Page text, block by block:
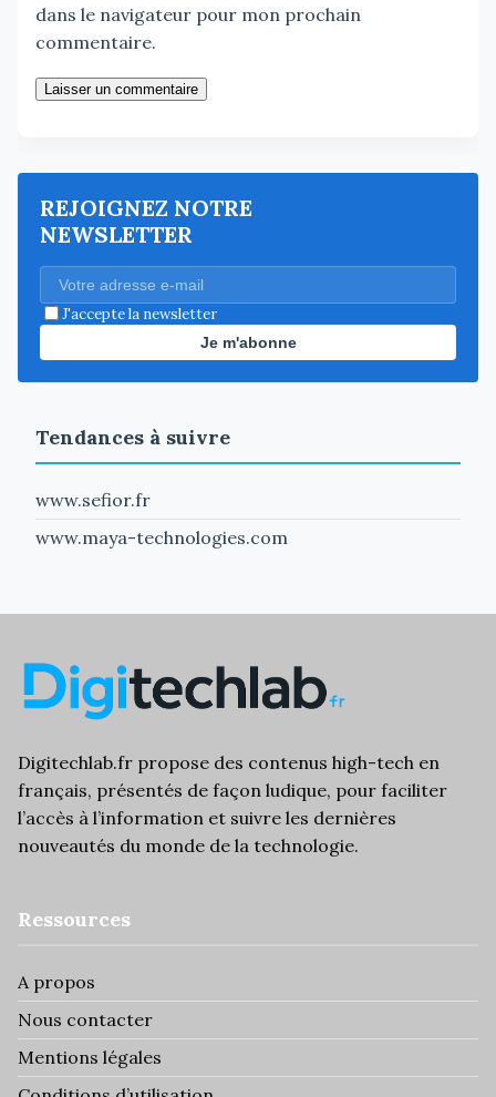
dans le navigateur pour mon prochain
commentaire.
Laisser un commentaire
REJOIGNEZ NOTRE
NEWSLETTER
J'accepte la newsletter
Je m'abonne
Tendances à suivre
www.sefior.fr
www.maya-technologies.com
Digitechlab.fr propose des contenus high-tech en
français, présentés de façon ludique, pour faciliter
l’accès à l’information et suivre les dernières
nouveautés du monde de la technologie.
Ressources
A propos
Nous contacter
Mentions légales